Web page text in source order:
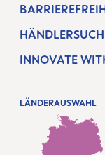
INNOVATE
LÄNDERAUSWAHL